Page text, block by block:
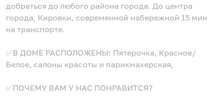
добраться до любого района города. До центра
города, Кировки, современной набережной 15 мин
на транспорте.
✅В ДОМЕ РАСПОЛОЖЕНЫ: Пятерочка, Красное/
Белое, салоны красоты и парикмахерская,
✅ПОЧЕМУ ВАМ У НАС ПОНРАВИТСЯ?